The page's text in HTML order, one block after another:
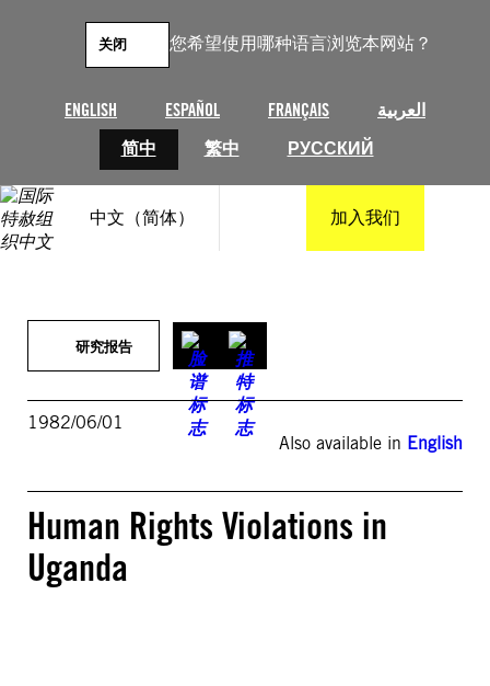
您希望使用哪种语言浏览本网站？
ENGLISH ESPAÑOL FRANÇAIS
العربية
简中
繁中 РУССКИЙ
关闭
中文（简体） 加入我们
研究报告
1982/06/01
Also available in English
Human Rights Violations in
Uganda